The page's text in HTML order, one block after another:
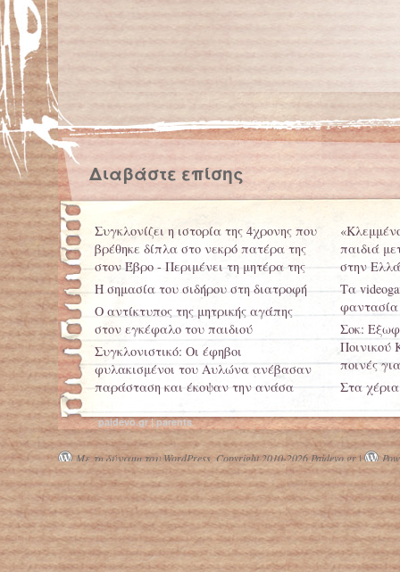
Διαβάστε επίσης
Συγκλονίζει η ιστορία της 4χρονης που
βρέθηκε δίπλα στο νεκρό πατέρα της
στον Έβρο - Περιμένει τη μητέρα της
Η σημασία του σιδήρου στη διατροφή
Ο αντίκτυπος της μητρικής αγάπης
στον εγκέφαλο του παιδιού
Συγκλονιστικό: Οι έφηβοι
φυλακισμένοι του Αυλώνα ανέβασαν
παράσταση και έκοψαν την ανάσα
Στη Ρωσία έχουν μάθει να παράγουν
βενζίνη υψηλού αριθμού οκτανίων
από τα σκουπίδια
παιδιά
στην
Τα
φαντασία
Σοκ:
Ποινικού
ποινές
Στα
Αυτό το
paidevo.gr | parents
Με τη δύναμη του WordPress. Copyright 2010-2026 Paidevo.gr |